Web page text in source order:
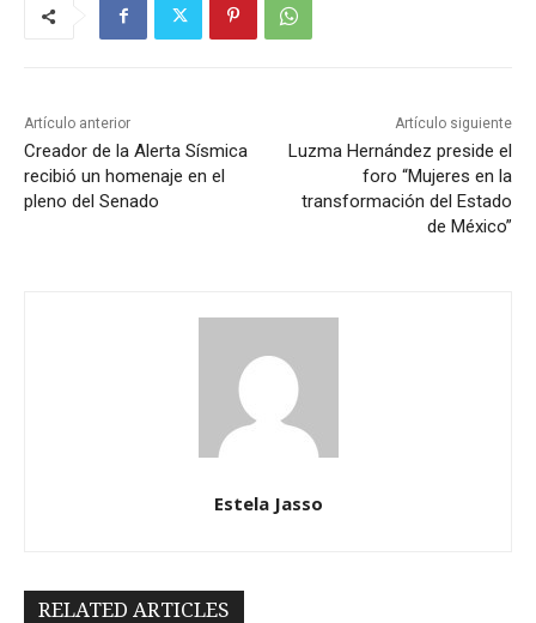
Artículo anterior
Creador de la Alerta Sísmica
recibió un homenaje en el
pleno del Senado
Artículo siguiente
Luzma Hernández preside el
foro “Mujeres en la
transformación del Estado
de México”
Estela Jasso
RELATED ARTICLES